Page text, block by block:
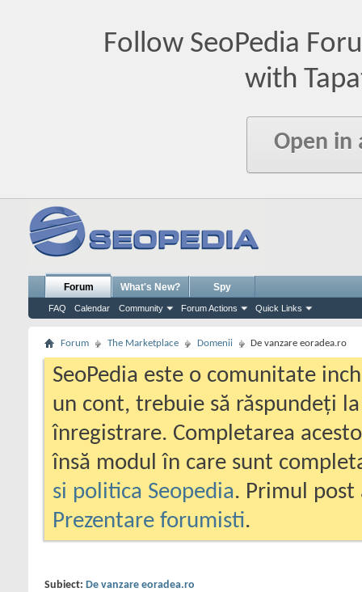
Follow SeoPedia
with
Open in
Forum
FAQ Calendar Community Forum Actions Quick Links
What's New? Spy
Forum The Marketplace Domenii De vanzare eoradea.ro
SeoPedia este o comunitate
un cont, trebuie să răspundeți
înregistrare. Completarea
însă modul în care sunt
si politica Seopedia. Primul
Prezentare forumisti.
Subiect: De vanzare eoradea.ro